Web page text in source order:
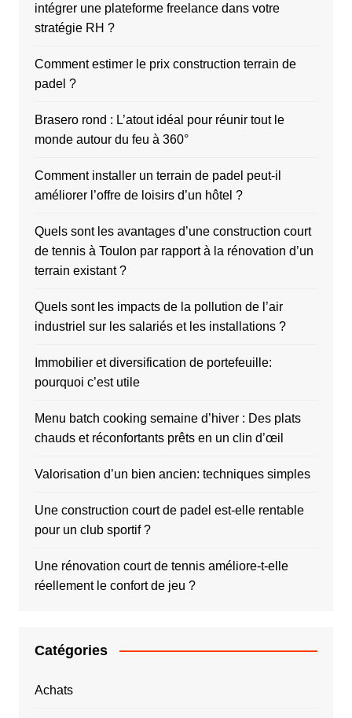
intégrer une plateforme freelance dans votre
stratégie RH ?
Comment estimer le prix construction terrain de
padel ?
Brasero rond : L’atout idéal pour réunir tout le
monde autour du feu à 360°
Comment installer un terrain de padel peut-il
améliorer l’offre de loisirs d’un hôtel ?
Quels sont les avantages d’une construction court
de tennis à Toulon par rapport à la rénovation d’un
terrain existant ?
Quels sont les impacts de la pollution de l’air
industriel sur les salariés et les installations ?
Immobilier et diversification de portefeuille:
pourquoi c’est utile
Menu batch cooking semaine d’hiver : Des plats
chauds et réconfortants prêts en un clin d’œil
Valorisation d’un bien ancien: techniques simples
Une construction court de padel est-elle rentable
pour un club sportif ?
Une rénovation court de tennis améliore-t-elle
réellement le confort de jeu ?
Catégories
Achats